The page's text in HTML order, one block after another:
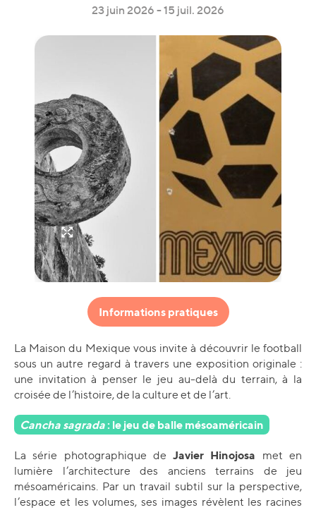
23 juin 2026 - 15 juil. 2026
Informations pratiques
La Maison du Mexique vous invite à découvrir le football
sous un autre regard à travers une exposition originale :
une invitation à penser le jeu au-delà du terrain, à la
croisée de l’histoire, de la culture et de l’art.
Cancha sagrada : le jeu de balle mésoaméricain
La série photographique deJavier Hinojosa met en
lumière l’architecture des anciens terrains de jeu
mésoaméricains. Par un travail subtil sur la perspective,
l’espace et les volumes, ses images révèlent les racines